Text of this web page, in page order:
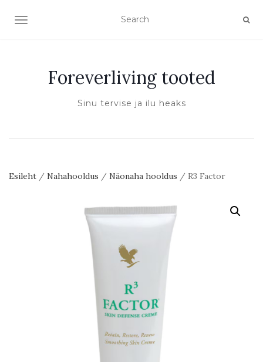
TOGGLE NAVIGATION
Foreverliving tooted
Sinu tervise ja ilu heaks
Esileht / Nahahooldus / Näonaha hooldus / R3 Factor